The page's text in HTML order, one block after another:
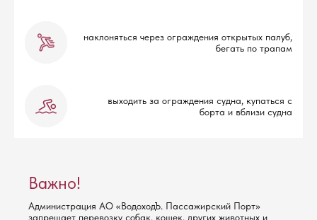
Важно!
Администрация АО «ВодоходЪ. Пассажирский Порт»
запрещает перевозку собак, кошек, других животных и
наклоняться через ограждения открытых палуб,
бегать по трапам
выходить за ограждения судна, купаться с
борта и вблизи судна